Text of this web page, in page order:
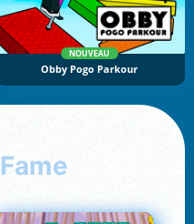
NOUVEAU
Obby Pogo Parkour
Fame